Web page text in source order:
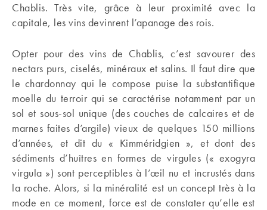
Chablis. Très vite, grâce à leur proximité avec la
capitale, les vins devinrent l’apanage des rois.
Opter pour des vins de Chablis, c’est savourer des
nectars purs, ciselés, minéraux et salins. Il faut dire que
le chardonnay qui le compose puise la substantifique
moelle du terroir qui se caractérise notamment par un
sol et sous-sol unique (des couches de calcaires et de
marnes faites d’argile) vieux de quelques 150 millions
d’années, et dit du « Kimméridgien », et dont des
sédiments d’huîtres en formes de virgules (« exogyra
virgula ») sont perceptibles à l’œil nu et incrustés dans
la roche. Alors, si la minéralité est un concept très à la
mode en ce moment, force est de constater qu’elle est